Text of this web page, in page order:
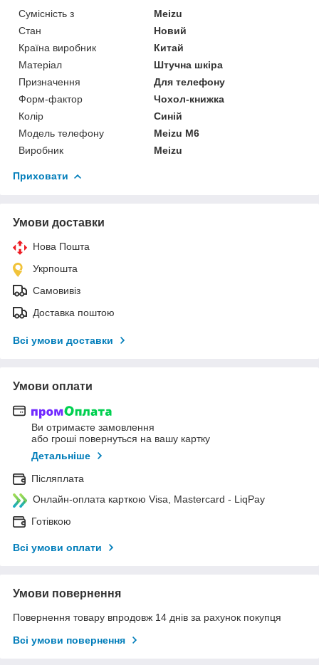
Сумісність з
Meizu
Стан
Новий
Країна виробник
Китай
Матеріал
Штучна шкіра
Призначення
Для телефону
Форм-фактор
Чохол-книжка
Колір
Синій
Модель телефону
Meizu M6
Виробник
Meizu
Приховати
Умови доставки
Нова Пошта
Укрпошта
Самовивіз
Доставка поштою
Всі умови доставки
Умови оплати
Ви отримаєте замовлення
або гроші повернуться на вашу картку
Детальніше
Післяплата
Онлайн-оплата карткою Visa, Mastercard - LiqPay
Готівкою
Всі умови оплати
Умови повернення
Повернення товару впродовж 14 днів за рахунок покупця
Всі умови повернення